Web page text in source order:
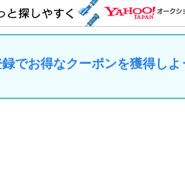
でお得なクーポンを獲得しよ